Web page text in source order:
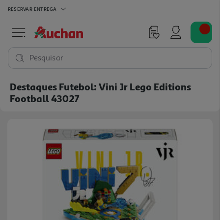
RESERVAR ENTREGA
Pesquisar
Destaques Futebol: Vini Jr Lego Editions
Football 43027